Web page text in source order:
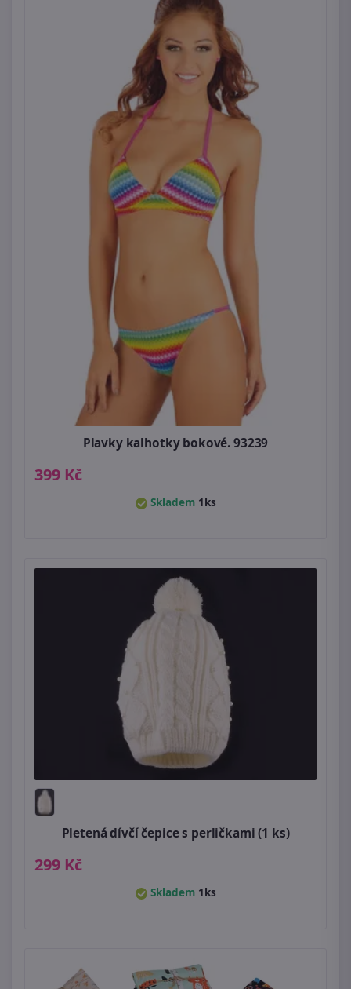
Plavky kalhotky bokové. 93239
399 Kč
Skladem 1ks
Pletená dívčí čepice s perličkami (1 ks)
299 Kč
Skladem 1ks